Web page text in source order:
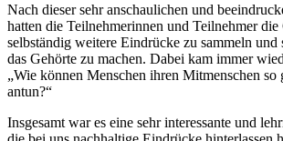
Nach dieser sehr anschaulichen und
hatten die Teilnehmerinnen und Teilnehmer die
selbständig weitere Eindrücke zu sammeln und
das Gehörte zu machen. Dabei kam immer
„Wie können Menschen ihren Mitmenschen so
antun?“
Insgesamt war es eine sehr interessante und